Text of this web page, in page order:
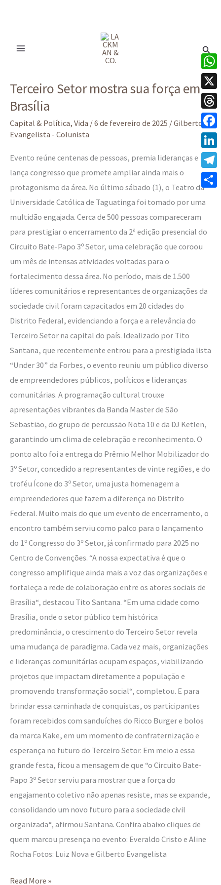
Terceiro Setor mostra sua força em
Brasília
Capital & Política, Vida /6 de fevereiro de 2025 /Gilberto
Evangelista - Colunista
Evento reúne centenas de pessoas, premia lideranças e
lança congresso que promete ampliar ainda mais o
protagonismo da área. No último sábado (1), o Teatro da
Universidade Católica de Taguatinga foi tomado por uma
multidão engajada. Cerca de 500 pessoas compareceram
para prestigiar o encerramento da 2ª edição presencial do
Circuito Bate-Papo 3º Setor, uma celebração que coroou
um mês de intensas atividades voltadas para o
fortalecimento dessa área. No período, mais de 1.500
líderes comunitários e representantes de organizações da
sociedade civil foram capacitados em 20 cidades do
Distrito Federal, evidenciando a força e a relevância do
Terceiro Setor na capital do país. Idealizado por Tito
Santana, que recentemente entrou para a prestigiada lista
“Under 30” da Forbes, o evento reuniu um público diverso
de empreendedores públicos, políticos e lideranças
comunitárias. A programação cultural trouxe
apresentações vibrantes da Banda Master de São
Sebastião, do grupo de percussão Nota 10 e da DJ Ketlen,
garantindo um clima de celebração e reconhecimento. O
ponto alto foi a entrega do Prêmio Melhor Mobilizador do
3º Setor, concedido a representantes de vinte regiões, e do
troféu Ícone do 3º Setor, uma justa homenagem a
empreendedores que fazem a diferença no Distrito
Federal. Muito mais do que um evento de encerramento, o
encontro também serviu como palco para o lançamento
do 1º Congresso do 3º Setor, já confirmado para 2025 no
Centro de Convenções. “A nossa expectativa é que o
congresso amplifique ainda mais a voz das organizações e
fortaleça a rede de colaboração entre os atores sociais de
Brasília“, destacou Tito Santana. “Em uma cidade como
Brasília, onde o setor público tem histórica
predominância, o crescimento do Terceiro Setor revela
uma mudança de paradigma. Cada vez mais, organizações
e lideranças comunitárias ocupam espaços, viabilizando
projetos que impactam diretamente a população e
promovendo transformação social“, completou. E para
brindar essa caminhada de conquistas, os participantes
foram recebidos com sanduíches do Ricco Burger e bolos
da marca Kake, em um momento de confraternização e
esperança no futuro do Terceiro Setor. Em meio a essa
grande festa, ficou a mensagem de que “o Circuito Bate-
Papo 3º Setor serviu para mostrar que a força do
engajamento coletivo não apenas resiste, mas se expande,
consolidando um novo futuro para a sociedade civil
organizada“, afirmou Santana. Confira abaixo cliques de
quem marcou presença no evento: Everaldo Cristo e Aline
Rocha Fotos: Luiz Nova e Gilberto Evangelista
Setor
mostra
sua
força
Brasília
Read More »
X